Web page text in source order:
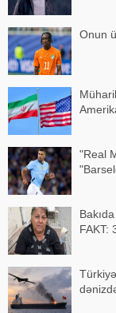
Onun
"Real
FAKT: